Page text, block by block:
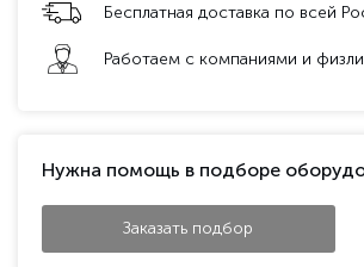
Бесплатная доставка по всей
Работаем с компаниями и
Нужна помощь в подборе
Заказать подбор